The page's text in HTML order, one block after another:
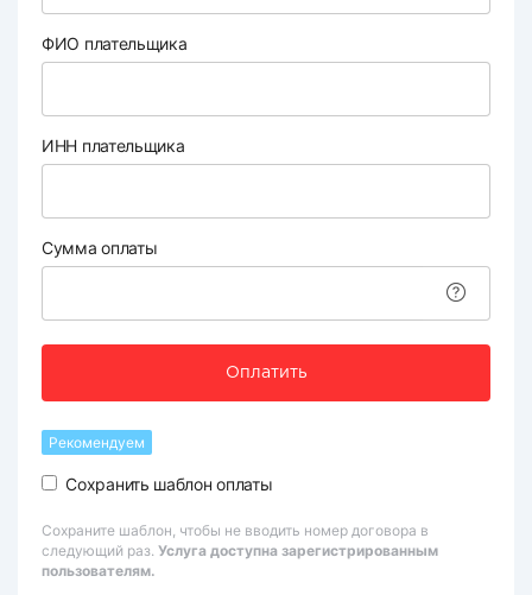
ФИО плательщика
ИНН плательщика
Сумма оплаты
Оплатить
Рекомендуем
Сохранить шаблон оплаты
Сохраните шаблон, чтобы не вводить номер договора в
следующий раз. Услуга доступна зарегистрированным
пользователям.